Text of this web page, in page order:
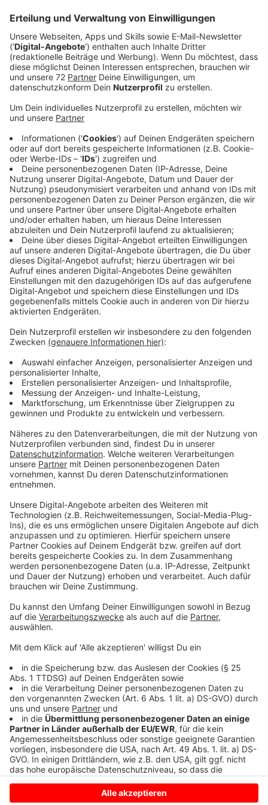
Anzeige
Kein anderer internationaler Künstler generierte 2020
mehr Streams innerhalb einer Woche (20 Mio. innerhalb
einer Woche) und feierte gleichzeitig die
erfolgreichste Single 2020 in Deutschland, als The
Weeknd. Abel Tesfaye, so heißt The Weeknd mit
richtigen Namen, hat mit "Save Your Tears" seine
nächste offizielle Single herausgebracht. Sie ist Teil
des Albums "After Hours".
Anzeige
Der mehrfache Grammy-Award-Gewinner hat Anfang
Februar 2021 mit seiner Super-Bowl-Halbzeitshow
polarisiert. Dabei brachte er viele seiner besten Songs
in einem rund fünfzehn minütigen Konzertauftritt zu
seinem Besten. Viele Menschen feierten seinen
Auftritt. Mit "Save Your Tears" wird der gebürtige
Kanadier wohl auch in den kommenden Wochen in aller
Munde sein.
Anzeige
Wir benötigen Ihre
Zustimmung, um den YouTube
Video-Service zu laden!
Wir verwenden einen Service eines
Drittanbieters, um Videoinhalte
einzubetten. Dieser Service kann
Daten zu Ihren Aktivitäten
sammeln. Bitte lesen Sie die
Details durch und stimmen Sie der
Nutzung des Service zu, um dieses
Video anzusehen.
powered byUsercentrics Consent
Management Platform
Anzeige